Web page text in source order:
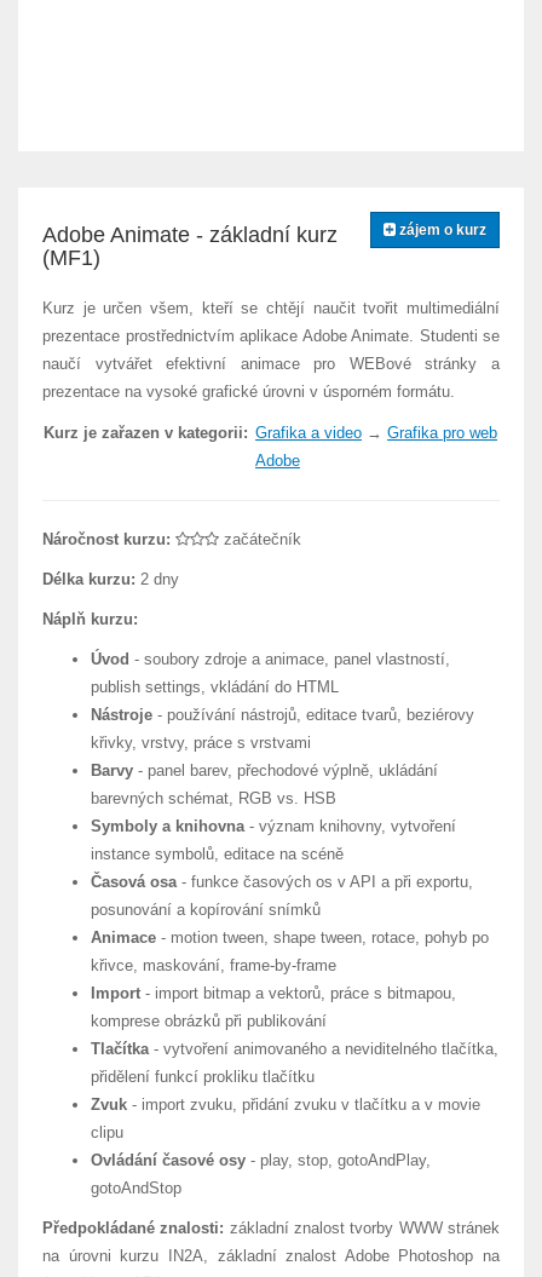
zájem o kurz
Adobe Animate - základní kurz
(MF1)
Kurz je určen všem, kteří se chtějí naučit tvořit multimediální
prezentace prostřednictvím aplikace Adobe Animate. Studenti se
naučí vytvářet efektivní animace pro WEBové stránky a
prezentace na vysoké grafické úrovni v úsporném formátu.
Kurz je zařazen v kategorii: Grafika a video → Grafika pro web
Adobe
Náročnost kurzu: začátečník
Délka kurzu: 2 dny
Náplň kurzu:
Úvod - soubory zdroje a animace, panel vlastností,
publish settings, vkládání do HTML
Nástroje - používání nástrojů, editace tvarů, beziérovy
křivky, vrstvy, práce s vrstvami
Barvy - panel barev, přechodové výplně, ukládání
barevných schémat, RGB vs. HSB
Symboly a knihovna- význam knihovny, vytvoření
instance symbolů, editace na scéně
Časová osa- funkce časových os v API a při exportu,
posunování a kopírování snímků
Animace - motion tween, shape tween, rotace, pohyb po
křivce, maskování, frame-by-frame
Import - import bitmap a vektorů, práce s bitmapou,
komprese obrázků při publikování
Tlačítka- vytvoření animovaného a neviditelného tlačítka,
přidělení funkcí prokliku tlačítku
Zvuk - import zvuku, přidání zvuku v tlačítku a v movie
clipu
Ovládání časové osy - play, stop, gotoAndPlay,
gotoAndStop
Předpokládané znalosti: základní znalost tvorby WWW stránek
na úrovni kurzu IN2A, základní znalost Adobe Photoshop na